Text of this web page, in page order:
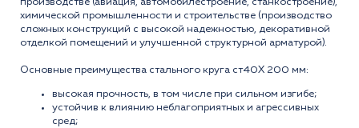
химической промышленности и строительстве (производство
сложных конструкций с высокой надежностью, декоративной
отделкой помещений и улучшенной структурной арматурой).
Основные преимущества стального круга ст40Х 200 мм:
высокая прочность, в том числе при сильном изгибе;
устойчив к влиянию неблагоприятных и агрессивных
сред;